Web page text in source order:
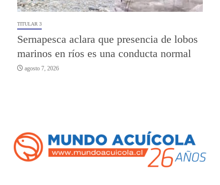
TITULAR 3
Sernapesca aclara que presencia de lobos
marinos en ríos es una conducta normal
agosto 7, 2026